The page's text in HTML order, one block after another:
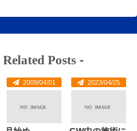
Related Posts-
2009/04/01 2023/04/25